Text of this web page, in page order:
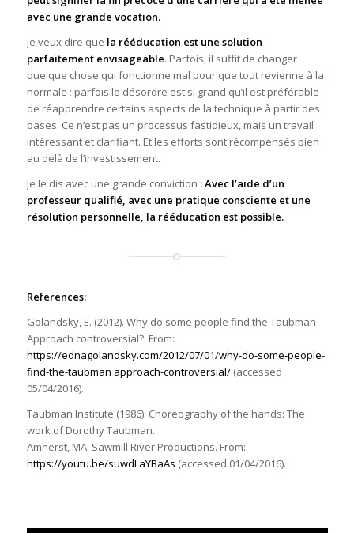
avec une grande vocation.
Je veux dire que la rééducation est une solution
parfaitement envisageable. Parfois, il suffit de changer
quelque chose qui fonctionne mal pour que tout revienne à la
normale ; parfois le désordre est si grand qu’il est préférable
de réapprendre certains aspects de la technique à partir des
bases. Ce n’est pas un processus fastidieux, mais un travail
intéressant et clarifiant. Et les efforts sont récompensés bien
au delà de l’investissement.
Je le dis avec une grande conviction : Avec l’aide d’un
professeur qualifié, avec une pratique consciente et une
résolution personnelle, la rééducation est possible.
References:
Golandsky, E. (2012). Why do some people find the Taubman
Approach controversial?. From:
https://ednagolandsky.com/2012/07/01/why-do-some-people-
find-the-taubman approach-controversial/(accessed
05/04/2016).
Taubman Institute (1986). Choreography of the hands: The
work of Dorothy Taubman.
Amherst, MA: Sawmill River Productions. From:
https://youtu.be/suwdLaYBaAs (accessed 01/04/2016).